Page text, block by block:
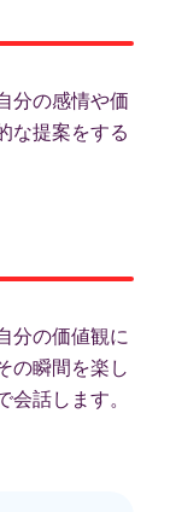
分の感情や価
な提案をする
分の価値観に
の瞬間を楽し
話します。